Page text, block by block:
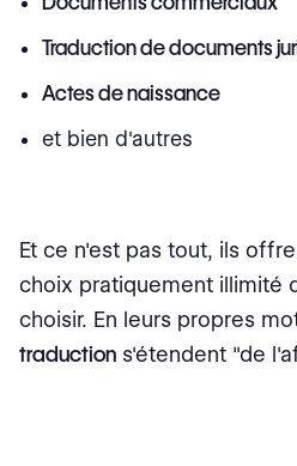
Traduction de documents
Actes de naissance
et bien d'autres
Et ce n'est pas tout, ils
choix pratiquement illimité
choisir. En leurs propres
traduction s'étendent "de